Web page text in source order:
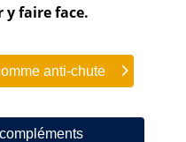
y faire face.
anti-chute